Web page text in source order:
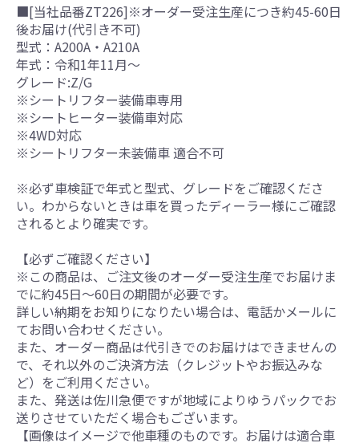
■[当社品番ZT226]※オーダー受注生産につき約45-60日
後お届け(代引き不可)
型式：A200A・A210A
年式：令和1年11月～
グレード:Z/G
※シートリフター装備車専用
※シートヒーター装備車対応
※4WD対応
※シートリフター未装備車 適合不可
※必ず車検証で年式と型式、グレードをご確認くださ
い。わからないときは車を買ったディーラー様にご確認
されるとより確実です。
【必ずご確認ください】
※この商品は、ご注文後のオーダー受注生産でお届けま
でに約45日～60日の期間が必要です。
詳しい納期をお知りになりたい場合は、電話かメールに
てお問い合わせください。
また、オーダー商品は代引きでのお届けはできませんの
で、それ以外のご決済方法（クレジットやお振込みな
ど）をご利用ください。
また、発送は佐川急便ですが地域によりゆうパックでお
送りさせていただく場合もございます。
【画像はイメージで他車種のものです。お届けは適合車